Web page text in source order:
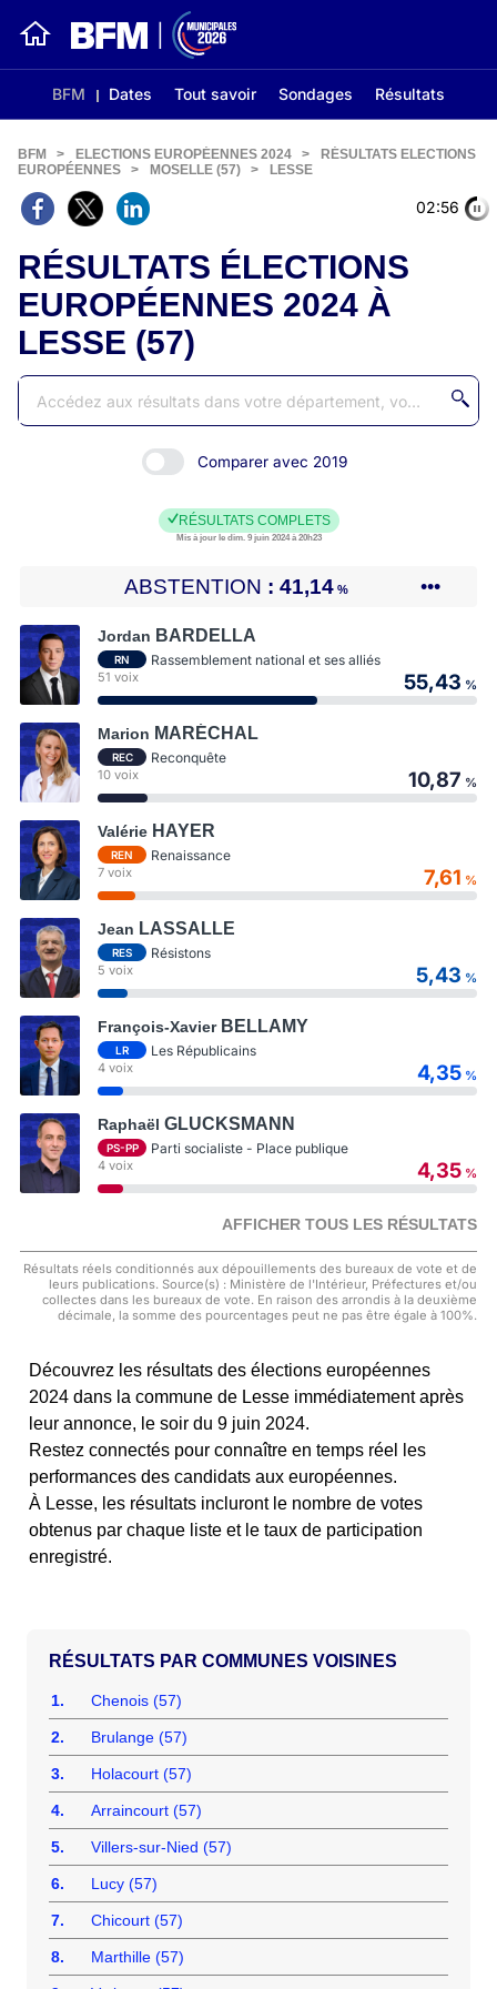
BFM Dates Tout savoir Sondages Résultats
02:56
BFM > ELECTIONS EUROPÉENNES 2024 >
RÉSULTATS ELECTIONS
EUROPÉENNES
> MOSELLE (57) > LESSE
RÉSULTATS ÉLECTIONS
EUROPÉENNES 2024 À
LESSE (57)
Comparer avec 2019
RÉSULTATS COMPLETS
Mis à jour le dim. 9 juin 2024 à 20h23
ABSTENTION 41,14 % •••
Jordan BARDELLA
RN Rassemblement national et ses alliés
51 voix 55,43 %
Marion MARÉCHAL
REC Reconquête
10 voix 10,87 %
Valérie HAYER
REN Renaissance
7 voix 7,61 %
Jean LASSALLE
RES Résistons
5 voix 5,43 %
François-Xavier BELLAMY
LR Les Républicains
4 voix 4,35 %
Raphaël GLUCKSMANN
PS-PP Parti socialiste - Place publique
4 voix 4,35 %
AFFICHER TOUS LES RÉSULTATS
Résultats réels conditionnés aux dépouillements des bureaux de vote et de
leurs publications. Source(s) : Ministère de l'Intérieur, Préfectures et/ou
collectes dans les bureaux de vote. En raison des arrondis à la deuxième
décimale, la somme des pourcentages peut ne pas être égale à 100%.
Découvrez les résultats des élections européennes
2024 dans la commune de Lesse immédiatement après
leur annonce, le soir du 9 juin 2024.
Restez connectés pour connaître en temps réel les
performances des candidats aux européennes.
À Lesse, les résultats incluront le nombre de votes
obtenus par chaque liste et le taux de participation
enregistré.
COMMUNES VOISINES
1. Chenois (57)
2. Brulange (57)
3. Holacourt (57)
4. Arraincourt (57)
5. Villers-sur-Nied (57)
6. Lucy (57)
7. Chicourt (57)
8. Marthille (57)